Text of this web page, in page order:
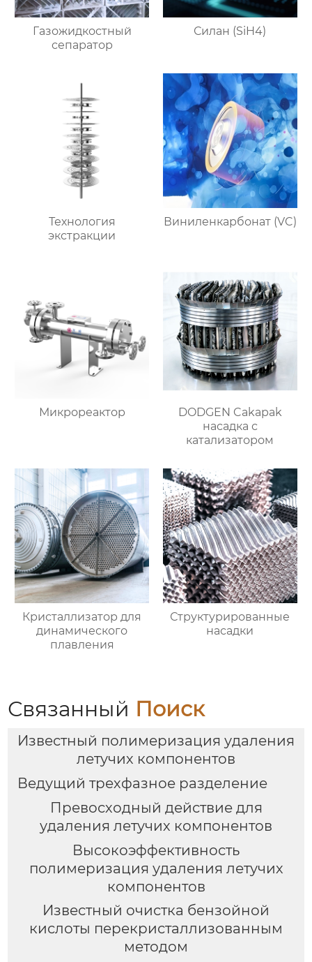
Газожидкостный
сепаратор
Силан (SiH4)
Технология
экстракции
Виниленкарбонат (VC)
Микрореактор
DODGEN Cakapak
насадка с
катализатором
Кристаллизатор для
динамического
плавления
Структурированные
насадки
Связанный Поиск
Известный полимеризация удаления
летучих компонентов
Ведущий трехфазное разделение
Превосходный действие для
удаления летучих компонентов
Высокоэффективность
полимеризация удаления летучих
компонентов
Известный очистка бензойной
кислоты перекристаллизованным
методом